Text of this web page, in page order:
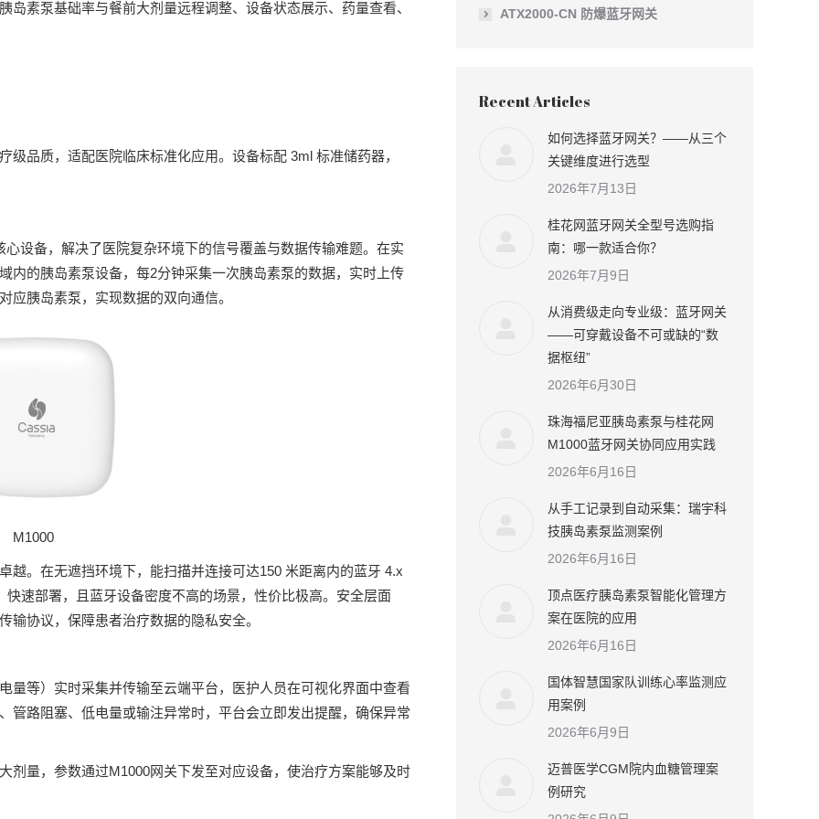
素泵基础率与餐前大剂量远程调整、设备状态展示、药量查看、
品质，适配医院临床标准化应用。设备标配 3ml 标准储药器，
设备，解决了医院复杂环境下的信号覆盖与数据传输难题。在实
内的胰岛素泵设备，每2分钟采集一次胰岛素泵的数据，实时上传
应胰岛素泵，实现数据的双向通信。
M1000
越。在无遮挡环境下，能扫描并连接可达150 米距离内的蓝牙 4.x
速部署，且蓝牙设备密度不高的场景，性价比极高。安全层面
输协议，保障患者治疗数据的隐私安全。
量等）实时采集并传输至云端平台，医护人员在可视化界面中查看
管路阻塞、低电量或输注异常时，平台会立即发出提醒，确保异常
剂量，参数通过M1000网关下发至对应设备，使治疗方案能够及时
ATX2000-CN 防爆蓝牙网关
Recent Articles
如何选择蓝牙网关？——从三个
关键维度进行选型
2026年7月13日
桂花网蓝牙网关全型号选购指
南：哪一款适合你？
2026年7月9日
从消费级走向专业级：蓝牙网关
——可穿戴设备不可或缺的“数
据枢纽”
2026年6月30日
珠海福尼亚胰岛素泵与桂花网
M1000蓝牙网关协同应用实践
2026年6月16日
从手工记录到自动采集：瑞宇科
技胰岛素泵监测案例
2026年6月16日
顶点医疗胰岛素泵智能化管理方
案在医院的应用
2026年6月16日
国体智慧国家队训练心率监测应
用案例
2026年6月9日
迈普医学CGM院内血糖管理案
例研究